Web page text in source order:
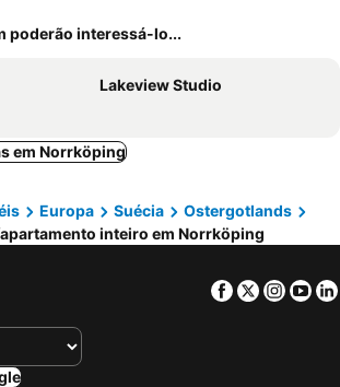
poderão interessá-lo...
Lakeview Studio
em Norrköping
Europa Suécia
Ostergotlands
inteiro em Norrköping
Facebook
Twitter